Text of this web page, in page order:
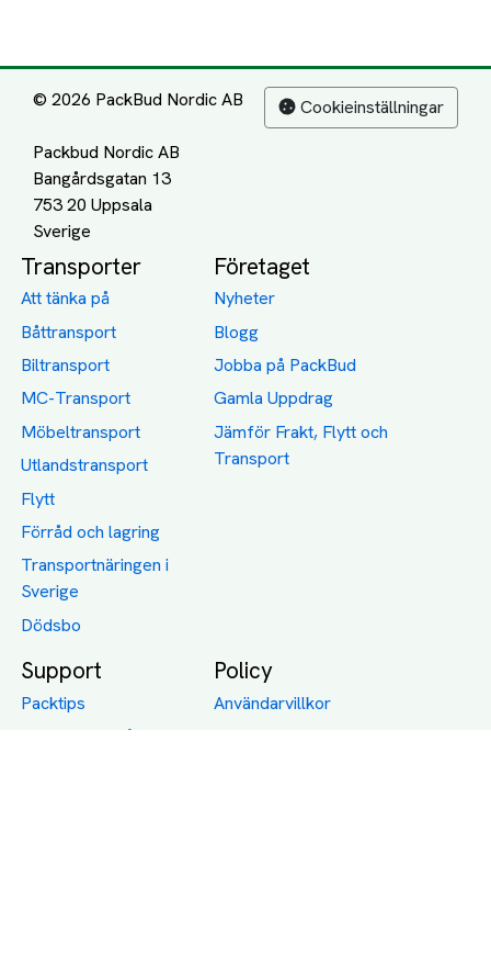
© 2026 PackBud Nordic AB
Packbud Nordic AB
Bangårdsgatan 13
753 20 Uppsala
Cookieinställningar
Transporter
Att tänka på
Båttransport
Biltransport
MC-Transport
Möbeltransport
Utlandstransport
Flytt
Förråd och lagring
Transportnäringen i
Sverige
Dödsbo
Företaget
Nyheter
Blogg
Jobba på PackBud
Gamla Uppdrag
Jämför Frakt, Flytt och
Transport
Support
Packtips
Jämför pris på rätt
Policy
Användarvillkor